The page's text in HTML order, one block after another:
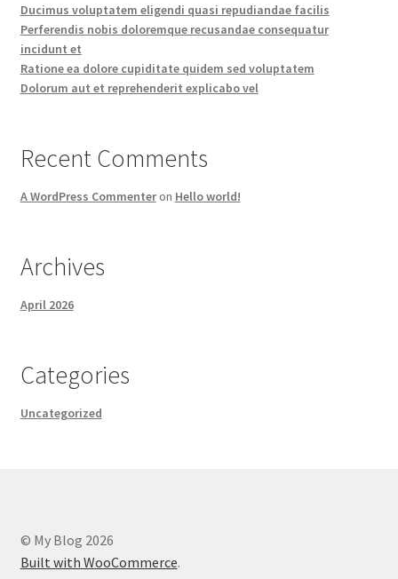
Ducimus voluptatem eligendi quasi repudiandae facilis
Perferendis nobis doloremque recusandae consequatur
incidunt et
Ratione ea dolore cupiditate quidem sed voluptatem
Dolorum aut et reprehenderit explicabo vel
Recent Comments
A WordPress Commenteron Hello world!
Archives
April 2026
Categories
Uncategorized
© My Blog 2026
Built with WooCommerce.